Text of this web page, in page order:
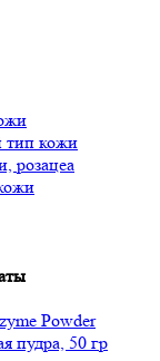
тип кожи
розацеа
Powder
пудра, 50 гр